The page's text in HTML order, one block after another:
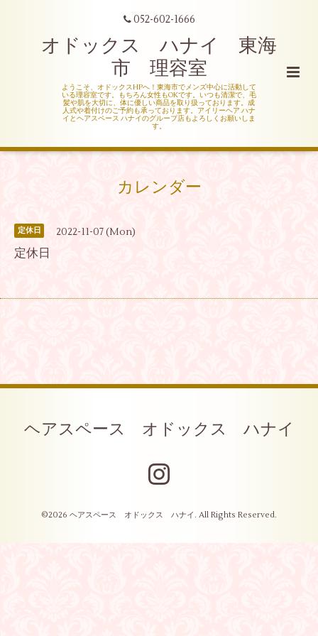
052-602-1666
オドックス ハナイ 東海
市 理容室
ようこそ、オドックスHPへ！東海市でメンズ中心に活動して
いる理容室です。もちろん女性もOKです。いつも清潔で、毛
髪や肌を大切に、体に優しい商品を取り扱っております。成
人式や着付けのご予約も承っております。アイリーヘア ハナ
イとヘアスペース ハナイのグループ店もよろしくお願いしま
す。
カレンダー
定休日 2022-11-07 (Mon)
定休日
ヘアスペース オドックス ハナイ
©2026 ヘアスペース オドックス ハナイ . All Rights Reserved.